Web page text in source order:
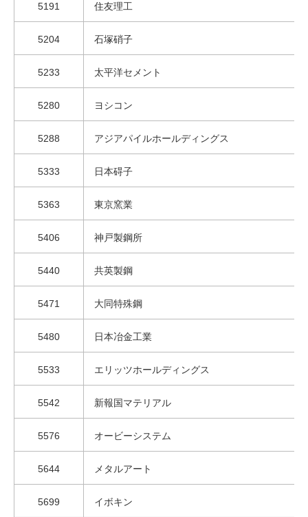
5191 住友理工
5204 石塚硝子
5233 太平洋セメント
5280 ヨシコン
5288 アジアパイルホールディングス
5333 日本碍子
5363 東京窯業
5406 神戸製鋼所
5440 共英製鋼
5471 大同特殊鋼
5480 日本冶金工業
5533 エリッツホールディングス
5542 新報国マテリアル
5576 オービーシステム
5644 メタルアート
5699 イボキン